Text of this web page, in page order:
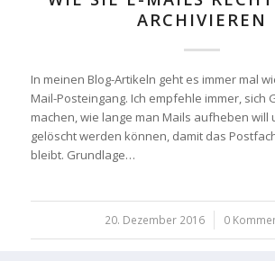
ARCHIVIEREN
In meinen Blog-Artikeln geht es immer mal
Mail-Posteingang. Ich empfehle immer, sich
machen, wie lange man Mails aufheben will
gelöscht werden können, damit das
bleibt. Grundlage…
20. Dezember 2016
/ 0